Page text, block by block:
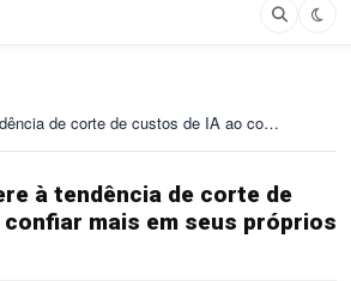
de corte de custos de IA ao co…
à tendência de corte de
mais em seus próprios